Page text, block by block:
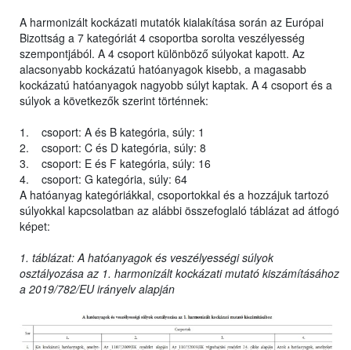
A harmonizált kockázati mutatók kialakítása során az Európai
Bizottság a 7 kategóriát 4 csoportba sorolta veszélyesség
szempontjából. A 4 csoport különböző súlyokat kapott. Az
alacsonyabb kockázatú hatóanyagok kisebb, a magasabb
kockázatú hatóanyagok nagyobb súlyt kaptak. A 4 csoport és a
súlyok a következők szerint történnek:
1. csoport: A és B kategória, súly: 1
2. csoport: C és D kategória, súly: 8
3. csoport: E és F kategória, súly: 16
4. csoport: G kategória, súly: 64
A hatóanyag kategóriákkal, csoportokkal és a hozzájuk tartozó
súlyokkal kapcsolatban az alábbi összefoglaló táblázat ad átfogó
képet:
1. táblázat: A hatóanyagok és veszélyességi súlyok
osztályozása az 1. harmonizált kockázati mutató kiszámításához
a 2019/782/EU irányelv alapján